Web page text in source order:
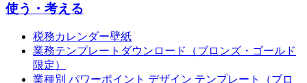
使う・考える
税務カレンダー壁紙
業務テンプレートダウンロード（ブロンズ・ゴールド
限定）
業種別 パワーポイント デザイン テンプレート（ブロ